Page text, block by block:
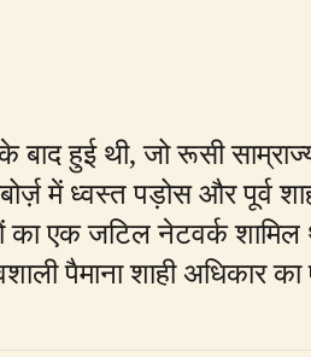
के बाद हुई थी, जो रूसी
में ध्वस्त पड़ोस और पूर्व
का एक जटिल नेटवर्क
पैमाना शाही अधिकार